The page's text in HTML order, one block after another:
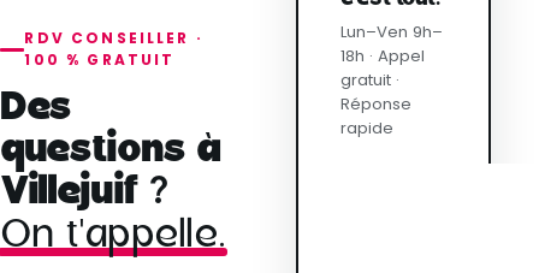
RDV CONSEILLER ·
100 % GRATUIT
Des
questions à
Villejuif ?
On t'appelle.
Lun–Ven 9h–
18h · Appel
gratuit ·
Réponse
rapide